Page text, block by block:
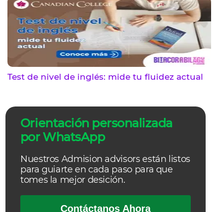
Test de nivel de inglés: mide tu fluidez actual
Orientación personalizada
por WhatsApp
Nuestros Admision advisors están listos
para guiarte en cada paso para que
tomes la mejor desición.
Contáctanos Ahora